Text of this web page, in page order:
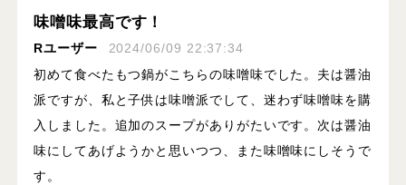
味噌味最高です！
Rユーザー
2024/06/09 22:37:34
初めて食べたもつ鍋がこちらの味噌味でした。夫は醤油
派ですが、私と子供は味噌派でして、迷わず味噌味を購
入しました。追加のスープがありがたいです。次は醤油
味にしてあげようかと思いつつ、また味噌味にしそうで
す。